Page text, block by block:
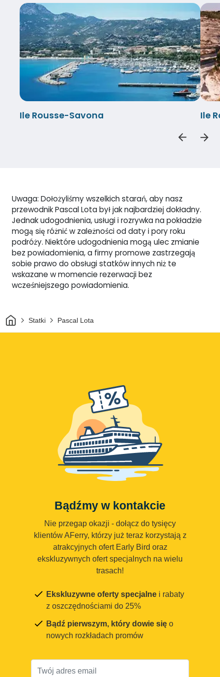
Ile Rousse-Savona Ile
Uwaga: Dołożyliśmy wszelkich starań, aby nasz
przewodnik Pascal Lota był jak najbardziej dokładny.
Jednak udogodnienia, usługi i rozrywka na pokładzie
mogą się różnić w zależności od daty i pory roku
podróży. Niektóre udogodnienia mogą ulec zmianie
bez powiadomienia, a firmy promowe zastrzegają
sobie prawo do obsługi statków innych niż te
wskazane w momencie rezerwacji bez
wcześniejszego powiadomienia.
DomStatki Pascal Lota
Bądźmy w kontakcie
Nie przegap okazji - dołącz do tysięcy
klientów AFerry, którzy już teraz korzystają z
atrakcyjnych ofert Early Bird oraz
ekskluzywnych ofert specjalnych na wielu
trasach!
Ekskluzywne oferty specjalne i rabaty
z oszczędnościami do 25%
Bądź pierwszym, który dowie się o
nowych rozkładach promów